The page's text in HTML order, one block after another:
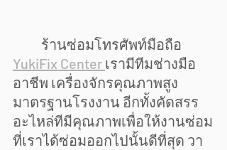
	ร้านซ่อมโทรศัพท์มือถือ
YukiFix Center เรามีทีมช่างมือ
อาชีพ เครื่องจักรคุณภาพสูง
มาตรฐานโรงงาน อีกทั้งคัดสรร
อะไหล่ทีมีคุณภาพเพื่อให้งานซ่อม
ที่เราได้ซ่อมออกไปนั้นดีที่สุด วา